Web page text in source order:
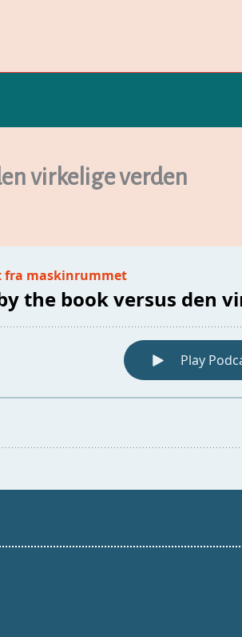
virkelige verden